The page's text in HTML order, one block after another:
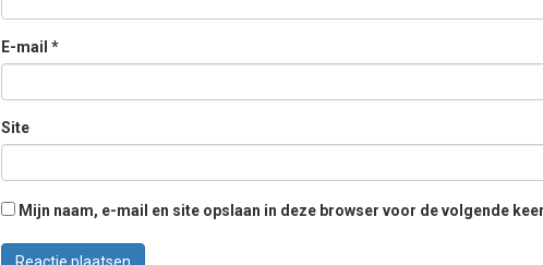
E-mail *
Site
Mijn naam, e-mail en site opslaan in deze browser voor de volgende